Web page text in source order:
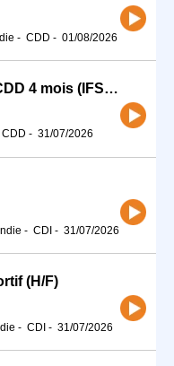
- CDD - 01/08/2026
Un Éducateur sportif (H/F) - CDD 4 mois (IFS) (H/F)
CDD - 31/07/2026
- CDI - 31/07/2026
(H/F)
- CDI - 31/07/2026